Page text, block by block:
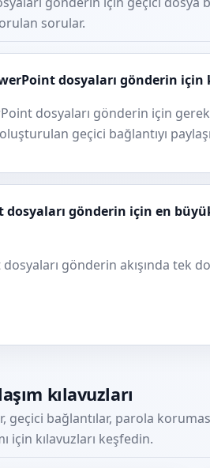
sorular.
dosyaları gönderin
dosyaları gönderin için
geçici bağlantıyı
dosyaları gönderin için en
gönderin akışında tek
kılavuzları
geçici bağlantılar, parola
için kılavuzları keşfedin.